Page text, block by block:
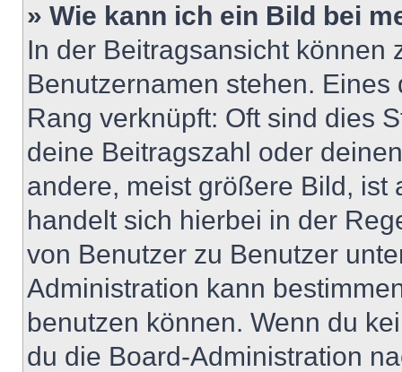
» Wie kann ich ein Bild bei
In der Beitragsansicht können
Benutzernamen stehen.
Rang verknüpft: Oft sind dies
deine Beitragszahl oder
andere, meist größere Bild, ist
handelt sich hierbei in der
von Benutzer zu Benutzer
Administration kann
benutzen können. Wenn du
du die Board-Administration